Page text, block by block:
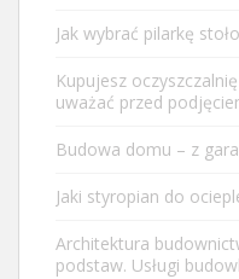
Jak wybrać pilarkę
Kupujesz
uważać przed
Budowa domu – z
Jaki styropian do
Architektura
podstaw. Usługi